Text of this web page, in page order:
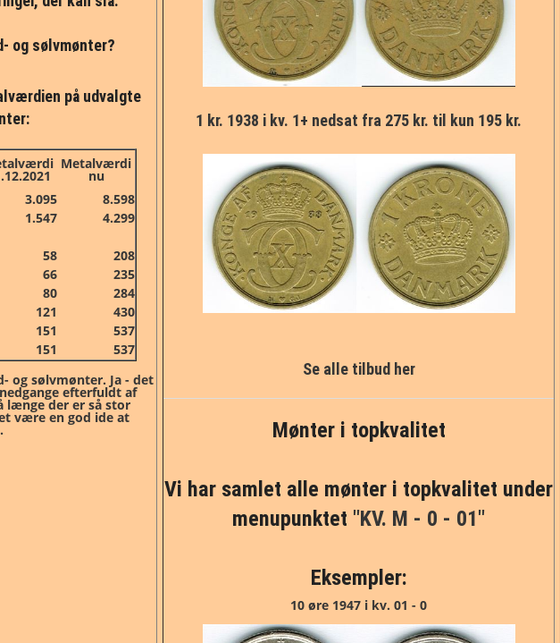
og sølvmønter?
på udvalgte
Metalværdi
nu
3.095
8.598
1.547
4.299
58
208
66
235
80
284
121
430
151
537
151
537
og sølvmønter. Ja - det
efterfuldt af
længe der er så stor
være en god ide at
1 kr. 1938 i kv. 1+ nedsat fra 275 kr. til kun 195 kr.
Se alle tilbud her
Mønter i topkvalitet
Vi har samlet alle mønter i topkvalitet under
menupunktet "KV. M - 0 - 01"
Eksempler:
10 øre 1947 i kv. 01 - 0